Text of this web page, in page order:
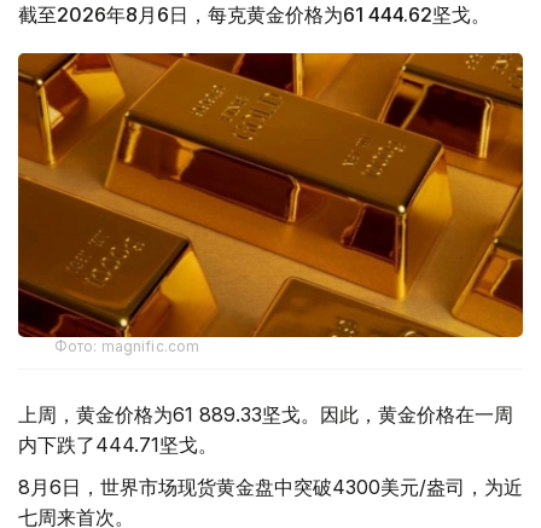
截至2026年8月6日，每克黄金价格为61 444.62坚戈。
Фото: magnific.com
上周，黄金价格为61 889.33坚戈。因此，黄金价格在一周
内下跌了444.71坚戈。
8月6日，世界市场现货黄金盘中突破4300美元/盎司，为近
七周来首次。